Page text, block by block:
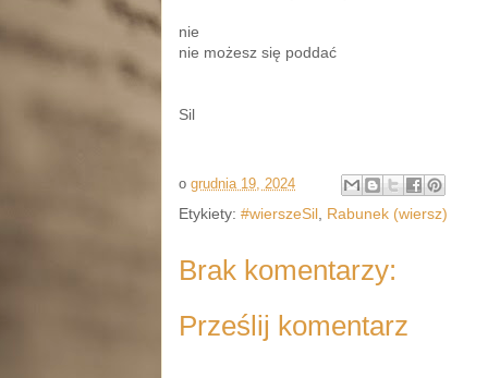
nie
nie możesz się poddać
Sil
o grudnia 19, 2024
Etykiety: #wierszeSil , Rabunek (wiersz)
Brak komentarzy:
Prześlij komentarz